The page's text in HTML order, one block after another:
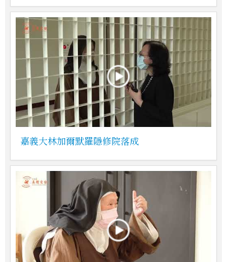
嘉義大林加爾默羅隱修院落成